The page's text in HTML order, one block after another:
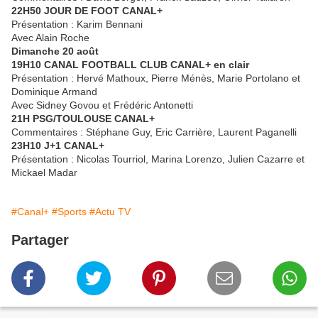
22H50 JOUR DE FOOT CANAL+
Présentation : Karim Bennani
Avec Alain Roche
Dimanche 20 août
19H10 CANAL FOOTBALL CLUB CANAL+ en clair
Présentation : Hervé Mathoux, Pierre Ménès, Marie Portolano et
Dominique Armand
Avec Sidney Govou et Frédéric Antonetti
21H PSG/TOULOUSE CANAL+
Commentaires : Stéphane Guy, Eric Carrière, Laurent Paganelli
23H10 J+1 CANAL+
Présentation : Nicolas Tourriol, Marina Lorenzo, Julien Cazarre et
Mickael Madar
#Canal+ #Sports #Actu TV
Partager